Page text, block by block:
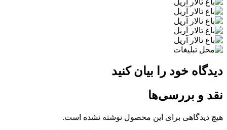
دیدگاه خود را بیان کنید
نقد و بررسی‌ها
هیچ دیدگاهی برای این محصول نوشته نشده است.